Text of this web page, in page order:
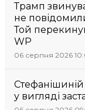
Трамп
не
Той
WP
06 серпня 2026
у вигляді